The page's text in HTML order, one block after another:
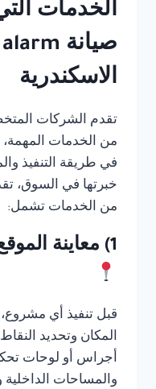
الخدمات
الاسكندرية
تقدم الشركات
من الخدمات المهمة،
في طريقة التنفيذ
خبرتها في السوق،
من الخدمات تشمل:
1) معاينة الموقع وتحديد الاحتياجات
قبل تنفيذ أي
المكان وتحديد
أجراس أو لوحات
والمساحات الداخلية